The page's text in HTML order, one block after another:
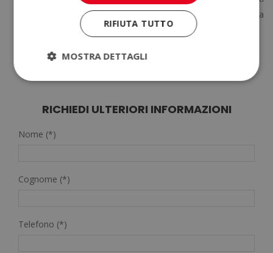
all’invecchiamento cutaneo ed alla comparsa di macchie della
RICHIEDI ULTERIORI INFORMAZIONI
Nome (*)
Cognome (*)
Telefono (*)
RIFIUTA TUTTO
MOSTRA DETTAGLI